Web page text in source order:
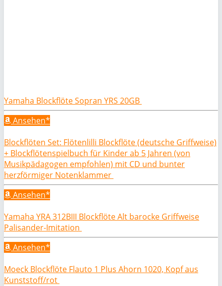
Yamaha Blockflöte Sopran YRS 20GB
Ansehen*
Blockflöten Set: Flötenlilli Blockflöte (deutsche Griffweise)
+ Blockflötenspielbuch für Kinder ab 5 Jahren (von
Musikpädagogen empfohlen) mit CD und bunter
herzförmiger Notenklammer
Ansehen*
Yamaha YRA 312BIII Blockflöte Alt barocke Griffweise
Palisander-Imitation
Ansehen*
Moeck Blockflöte Flauto 1 Plus Ahorn 1020, Kopf aus
Kunststoff/rot